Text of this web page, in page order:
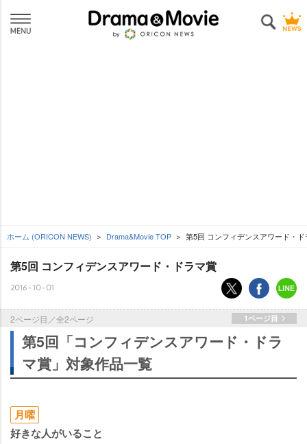
ホーム (ORICON NEWS) Drama&Movie TOP 第5回 コンフィデンスアワード・
第5回 コンフィデンスアワード・ドラマ賞
2016-10-01
2ページ目／全2ページ 1ページ目
第5回「コンフィデンスアワード・ドラ
マ賞」対象作品一覧
月曜
好きな人がいること